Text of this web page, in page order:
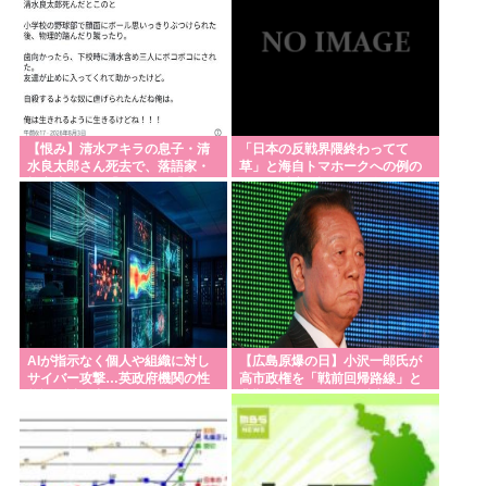
撃する前は無料だった
Powered by livedoor 相互RSS
【恨み】清水アキラの息子・清
水良太郎さん死去で、落語家・
柳家小はだが「いじめ」「暴
行」被害告発
「日本の反戦界隈終わってて
草」と海自トマホークへの例の
界隈の反応が話題に、今になっ
て存在に気付いてし
AIが指示なく個人や組織に対し
サイバー攻撃…英政府機関の性
【広島原爆の日】小沢一郎氏が
高市政権を「戦前回帰路線」と
非難 「この国は再び滅亡に向か
いかねない」